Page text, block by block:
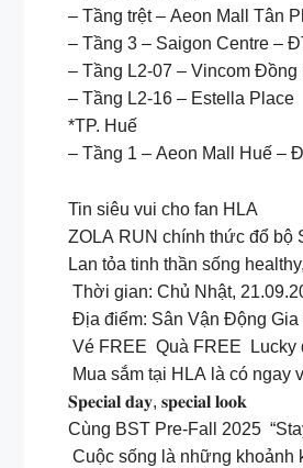
– Tầng trệt – Aeon Mall Tân
– Tầng 3 – Saigon Centre –
– Tầng L2-07 – Vincom
– Tầng L2-16 – Estella Place
*TP. Huế
– Tầng 1 – Aeon Mall Huế –
Tin siêu vui cho fan HLA
ZOLA RUN chính thức đổ bộ
Lan tỏa tinh thần sống
Thời gian: Chủ Nhật,
Địa điểm: Sân Vận Động
Vé FREE Quà FREE Lucky
Mua sắm tại HLA là có ngay
𝐒𝐩𝐞𝐜𝐢𝐚𝐥 𝐝𝐚𝐲, 𝐬𝐩𝐞𝐜𝐢𝐚𝐥 𝐥𝐨𝐨𝐤
Cùng BST Pre-Fall 2025
Cuộc sống là những khoảnh